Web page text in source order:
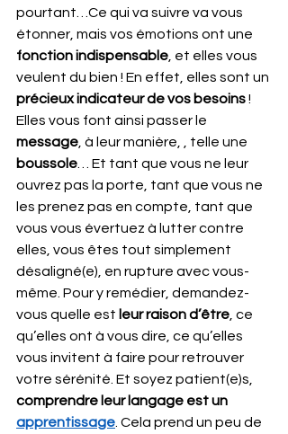
pourtant…Ce qui va suivre va vous
étonner, mais vos émotions ont une
fonction indispensable, et elles vous
veulent du bien ! En effet, elles sont un
précieux indicateur de vos besoins !
Elles vous font ainsi passer le
message, à leur manière, , telle une
boussole… Et tant que vous ne leur
ouvrez pas la porte, tant que vous ne
les prenez pas en compte, tant que
vous vous évertuez à lutter contre
elles, vous êtes tout simplement
désaligné(e), en rupture avec vous-
même. Pour y remédier, demandez-
vous quelle est leur raison d’être, ce
qu’elles ont à vous dire, ce qu’elles
vous invitent à faire pour retrouver
votre sérénité. Et soyez patient(e)s,
comprendre leur langage est un
apprentissage. Cela prend un peu de